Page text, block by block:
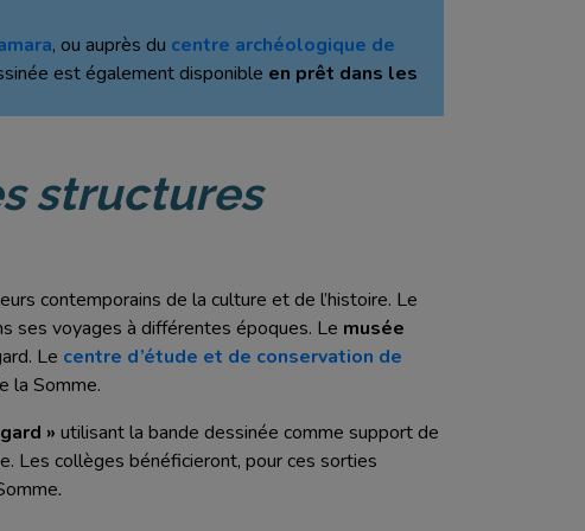
, ou auprès du centre archéologique de
est également disponible en prêt dans les
structures
contemporains de la culture et de l’histoire. Le
ses voyages à différentes époques. Le musée
Le centre d’étude et de conservation de
la Somme.
» utilisant la bande dessinée comme support de
Les collèges bénéficieront, pour ces sorties
.